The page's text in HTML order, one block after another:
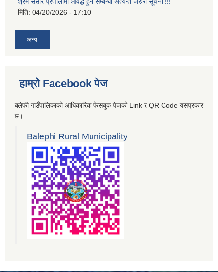
मिति: 04/20/2026 - 17:10
अन्य
हाम्रो Facebook पेज
बलेफी गाउँपालिकाको आधिकारिक फेसबुक पेजको Link र QR Code यसप्रकार
छ।
Balephi Rural Municipality